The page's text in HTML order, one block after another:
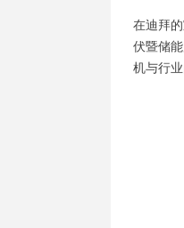
在迪拜
伏暨储
机与行